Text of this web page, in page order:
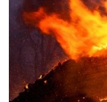
stiže
u
Banjaluku